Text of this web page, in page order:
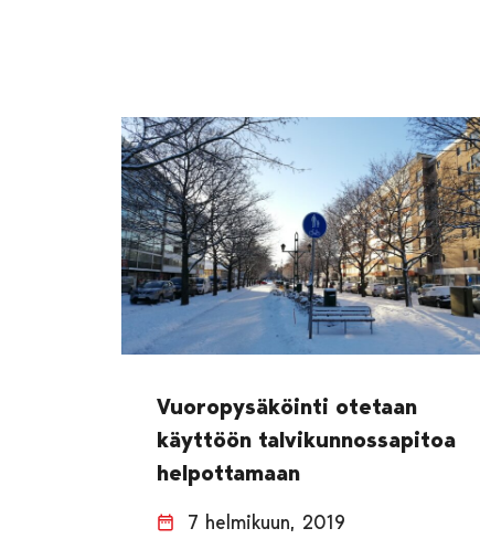
Vuoropysäköinti otetaan
käyttöön talvikunnossapitoa
helpottamaan
7 helmikuun, 2019